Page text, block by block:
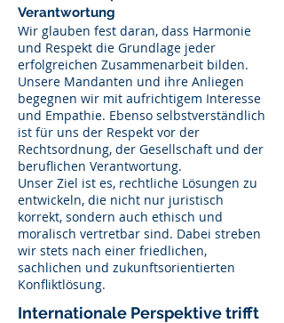
Verantwortung
Wir glauben fest daran, dass Harmonie
und Respekt die Grundlage jeder
erfolgreichen Zusammenarbeit bilden.
Unsere Mandanten und ihre Anliegen
begegnen wir mit aufrichtigem Interesse
und Empathie. Ebenso selbstverständlich
ist für uns der Respekt vor der
Rechtsordnung, der Gesellschaft und der
beruflichen Verantwortung.
Unser Ziel ist es, rechtliche Lösungen zu
entwickeln, die nicht nur juristisch
korrekt, sondern auch ethisch und
moralisch vertretbar sind. Dabei streben
wir stets nach einer friedlichen,
sachlichen und zukunftsorientierten
Konfliktlösung.
Internationale Perspektive trifft